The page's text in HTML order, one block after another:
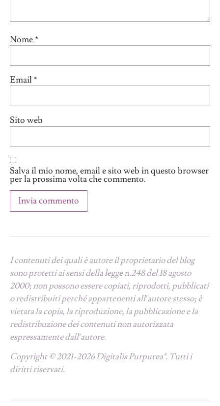
Nome*
Email*
Sito web
Salva il mio nome, email e sito web in questo browser
per la prossima volta che commento.
I contenuti dei quali è autore il proprietario del blog
sono protetti ai sensi della legge n.248 del 18 agosto
2000; non possono essere copiati, riprodotti, pubblicati
o redistribuiti perché appartenenti all’autore stesso; è
vietata la copia, la riproduzione, la pubblicazione e la
redistribuzione dei contenuti non autorizzata
espressamente dall’autore.
Copyright © 2021-2026 Digitalis Purpurea®. Tutti i
diritti riservati.